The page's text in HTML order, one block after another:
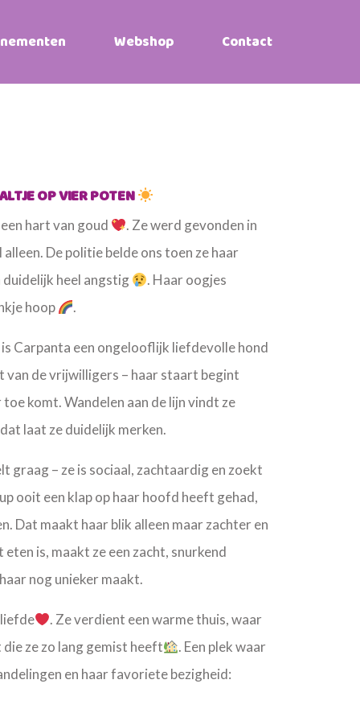
Webshop Contact
OP VIER POTEN
hart van goud
. Ze werd gevonden in
alleen. De politie belde ons toen ze haar
duidelijk heel angstig
. Haar oogjes
hoop
.
Carpanta een ongelooflijk liefdevolle hond
van de vrijwilligers – haar staart begint
komt. Wandelen aan de lijn vindt ze
laat ze duidelijk merken.
graag – ze is sociaal, zachtaardig en zoekt
ooit een klap op haar hoofd heeft gehad,
Dat maakt haar blik alleen maar zachter en
is, maakt ze een zacht, snurkend
nog unieker maakt.
. Ze verdient een warme thuis, waar
ze zo lang gemist heeft
. Een plek waar
en haar favoriete bezigheid: